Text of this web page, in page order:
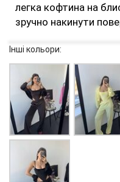
легка кофтина на
зручно накинути
Інші кольори: